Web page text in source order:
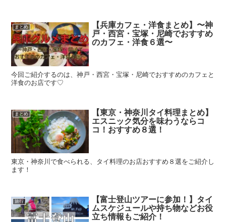
まとめ
【兵庫カフェ・洋食まとめ】〜神
戸・西宮・宝塚・尼崎でおすすめ
のカフェ・洋食６選〜
今回ご紹介するのは、神戸・西宮・宝塚・尼崎でおすすめのカフェと
洋食のお店です♡
まとめ
【東京・神奈川タイ料理まとめ】
エスニック気分を味わうならコ
コ！おすすめ８選！
東京・神奈川で食べられる、タイ料理のお店おすすめ８選をご紹介し
ます！
旅行
【富士登山ツアーに参加！】タイ
ムスケジュールや持ち物などお役
立ち情報もご紹介！